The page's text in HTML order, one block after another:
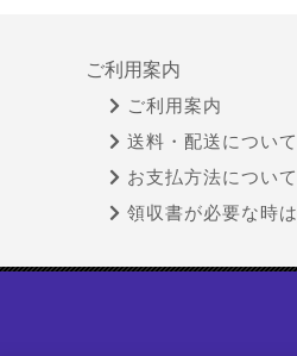
ご利用案内
ご利用案内
送料・配送について
お支払方法について
領収書が必要な時は